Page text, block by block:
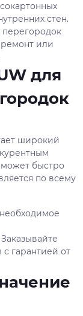
стен.
ремонт или
для
широкий
быстро
по всему
гарантией от